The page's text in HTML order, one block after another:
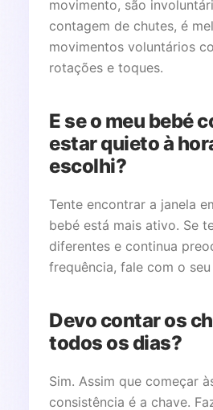
movimento, são
contagem de chutes, é
movimentos voluntários
rotações e toques.
E se o meu bebé
estar quieto à
escolhi?
Tente encontrar a janela
bebé está mais ativo. Se
diferentes e continua
frequência, fale com o
Devo contar os
todos os dias?
Sim. Assim que começar
consistência é a chave.